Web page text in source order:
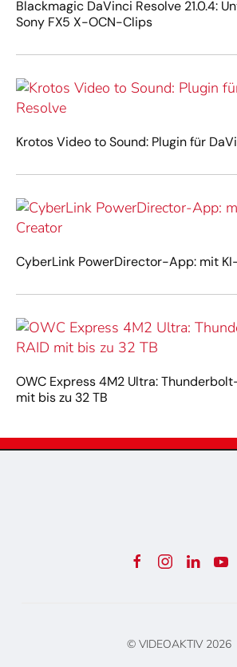
Blackmagic DaVinci Resolve 21.0.4:
Sony FX5 X-OCN-Clips
Krotos Video to Sound: Plugin für
CyberLink PowerDirector-App: mit
OWC Express 4M2 Ultra:
mit bis zu 32 TB
© VIDEOAKTIV 2026